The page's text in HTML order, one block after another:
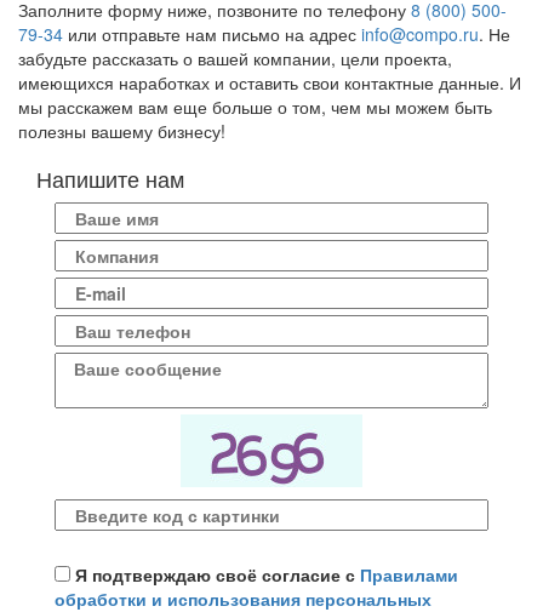
Заполните форму ниже, позвоните по телефону 8 (800) 500-
79-34 или отправьте нам письмо на адрес info@compo.ru. Не
забудьте рассказать о вашей компании, цели проекта,
имеющихся наработках и оставить свои контактные данные. И
мы расскажем вам еще больше о том, чем мы можем быть
полезны вашему бизнесу!
Напишите нам
Я подтверждаю своё согласие с Правилами
обработки и использования персональных